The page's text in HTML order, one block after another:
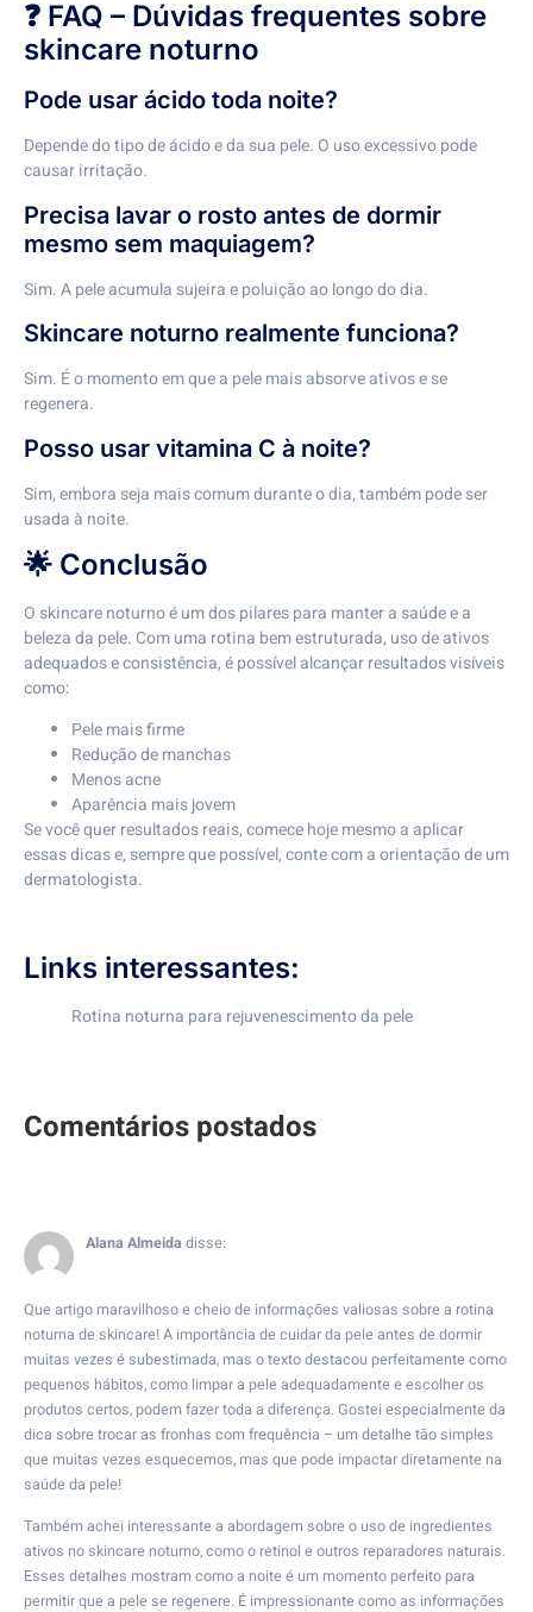
❓ FAQ – Dúvidas frequentes sobre
skincare noturno
Pode usar ácido toda noite?
Depende do tipo de ácido e da sua pele. O uso excessivo pode
causar irritação.
Precisa lavar o rosto antes de dormir
mesmo sem maquiagem?
Sim. A pele acumula sujeira e poluição ao longo do dia.
Skincare noturno realmente funciona?
Sim. É o momento em que a pele mais absorve ativos e se
regenera.
Posso usar vitamina C à noite?
Sim, embora seja mais comum durante o dia, também pode ser
usada à noite.
🌟 Conclusão
O skincare noturno é um dos pilares para manter a saúde e a
beleza da pele. Com uma rotina bem estruturada, uso de ativos
adequados e consistência, é possível alcançar resultados visíveis
como:
Pele mais firme
Redução de manchas
Menos acne
Aparência mais jovem
Se você quer resultados reais, comece hoje mesmo a aplicar
essas dicas e, sempre que possível, conte com a orientação de um
dermatologista.
Links interessantes:
Rotina noturna para rejuvenescimento da pele
Alana Almeidadisse:
Que artigo maravilhoso e cheio de informações valiosas sobre a rotina
noturna de skincare! A importância de cuidar da pele antes de dormir
muitas vezes é subestimada, mas o texto destacou perfeitamente como
pequenos hábitos, como limpar a pele adequadamente e escolher os
produtos certos, podem fazer toda a diferença. Gostei especialmente da
dica sobre trocar as fronhas com frequência – um detalhe tão simples
que muitas vezes esquecemos, mas que pode impactar diretamente na
saúde da pele!
Também achei interessante a abordagem sobre o uso de ingredientes
ativos no skincare noturno, como o retinol e outros reparadores naturais.
Esses detalhes mostram como a noite é um momento perfeito para
permitir que a pele se regenere. É impressionante como as informações